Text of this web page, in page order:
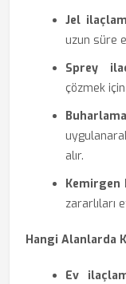
Jel
uzun süre
Sprey
çözmek için
alır.
zararlıları
Hangi Alanlarda
Ev